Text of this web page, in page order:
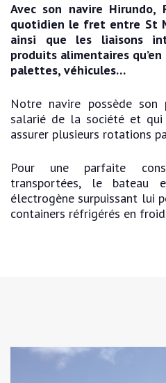
Avec son navire Hirundo,
quotidien le fret entre St
ainsi que les liaisons
produits alimentaires
palettes, véhicules…
Notre navire possède
salarié de la société et qui
assurer plusieurs rotations
Pour une parfaite
transportées, le bateau
électrogène surpuissant lui
containers réfrigérés en